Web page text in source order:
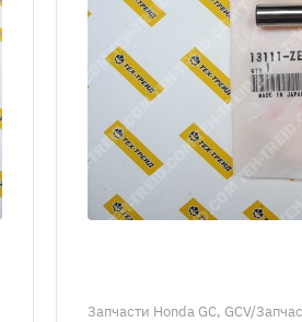
Запчасти Honda GC, GCV/